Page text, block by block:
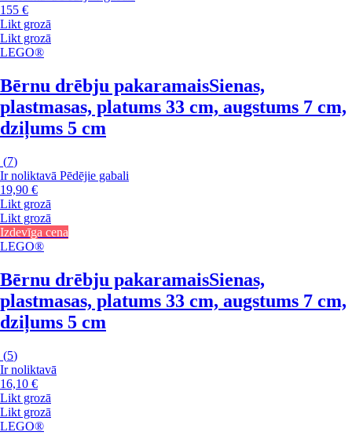
155 €
Likt grozā
Likt grozā
LEGO®
Bērnu drēbju pakaramaisSienas,
plastmasas, platums 33 cm, augstums 7 cm,
dziļums 5 cm
(7)
Ir noliktavā Pēdējie gabali
19,90 €
Likt grozā
Likt grozā
Izdevīga cena
LEGO®
Bērnu drēbju pakaramaisSienas,
plastmasas, platums 33 cm, augstums 7 cm,
dziļums 5 cm
(5)
Ir noliktavā
16,10 €
Likt grozā
Likt grozā
LEGO®